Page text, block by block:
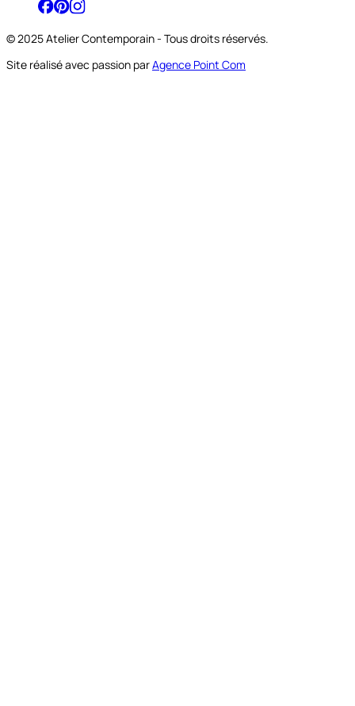
© 2025 Atelier Contemporain - Tous droits réservés.
Site réalisé avec passion parAgence Point Com